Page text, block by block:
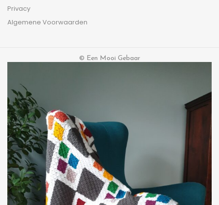
Privacy
Algemene Voorwaarden
© Een Mooi Gebaar